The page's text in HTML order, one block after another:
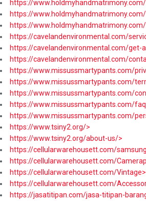
https://
https://
https://
https://cavelandenvironmental.com/
https://cavelandenvironmental.com/get-
https://cavelandenvironmental.com/
https://www.missussmartypants.com/
https://www.missussmartypants.com/
https://www.missussmartypants.com/
https://www.missussmartypants.com/
https://www.missussmartypants.com/
https://www.tsiny2.org/>
https://www.tsiny2.org/about-us/>
https://cellularwarehousett.com/
https://cellularwarehousett.com/
https://cellularwarehousett.com/Vintage>
https://cellularwarehousett.com/
https://jasatitipan.com/jasa-titipan-